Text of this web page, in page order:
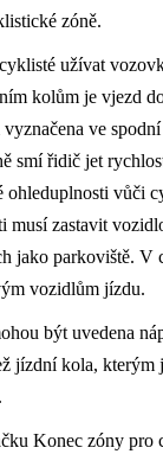
zóně.
užívat
kolům je vjezd
ve
smí řidič jet
ohleduplnosti vůči
musí zastavit
jako parkoviště. V
vozidlům jízdu.
být uvedena
jízdní kola, kterým
Konec zóny pro